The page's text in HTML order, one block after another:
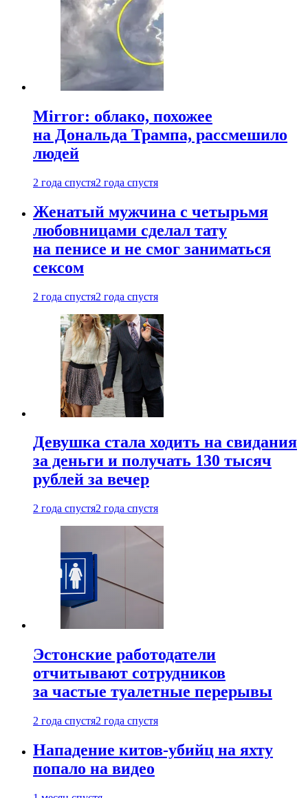
Mirror: облако, похожее
на Дональда Трампа, рассмешило
людей
2 года спустя2 года спустя
Женатый мужчина с четырьмя
любовницами сделал тату
на пенисе и не смог заниматься
сексом
2 года спустя2 года спустя
Девушка стала ходить на свидания
за деньги и получать 130 тысяч
рублей за вечер
2 года спустя2 года спустя
Эстонские работодатели
отчитывают сотрудников
за частые туалетные перерывы
2 года спустя2 года спустя
Нападение китов-убийц на яхту
попало на видео